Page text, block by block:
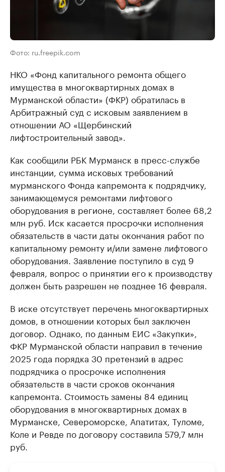
Фото: ru.freepik.com
НКО «Фонд капитального ремонта общего
имущества в многоквартирных домах в
Мурманской области» (ФКР) обратилась в
Арбитражный суд с исковым заявлением в
отношении АО «Щербинский
лифтостроительный завод».
Как сообщили РБК Мурманск в пресс-службе
инстанции, сумма исковых требований
мурманского Фонда капремонта к подрядчику,
занимающемуся ремонтами лифтового
оборудования в регионе, составляет более 68,2
млн руб. Иск касается просрочки исполнения
обязательств в части даты окончания работ по
капитальному ремонту и/или замене лифтового
оборудования. Заявление поступило в суд 9
февраля, вопрос о принятии его к производству
должен быть разрешен не позднее 16 февраля.
В иске отсутствует перечень многоквартирных
домов, в отношении которых был заключен
договор. Однако, по данным ЕИС «Закупки»,
ФКР Мурманской области направил в течение
2025 года порядка 30 претензий в адрес
подрядчика о просрочке исполнения
обязательств в части сроков окончания
капремонта. Стоимость замены 84 единиц
оборудования в многоквартирных домах в
Мурманске, Североморске, Апатитах, Туломе,
Коле и Ревде по договору составила 579,7 млн
руб.